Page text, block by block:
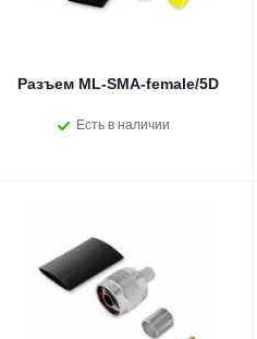
Разъем ML-SMA-female/5D
Есть в наличии